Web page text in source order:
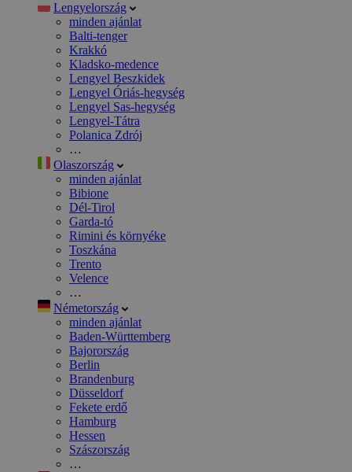
Lengyelország
minden ajánlat
Balti-tenger
Krakkó
Kladsko-medence
Lengyel Beszkidek
Lengyel Óriás-hegység
Lengyel Sas-hegység
Lengyel-Tátra
Polanica Zdrój
…
Olaszország
minden ajánlat
Bibione
Dél-Tirol
Garda-tó
Rimini és környéke
Toszkána
Trento
Velence
…
Németország
minden ajánlat
Baden-Württemberg
Bajorország
Berlin
Brandenburg
Düsseldorf
Fekete erdő
Hamburg
Hessen
Szászország
…